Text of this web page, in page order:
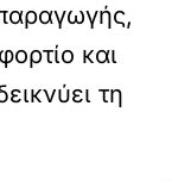
και
τη